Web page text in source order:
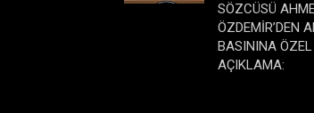
SÖZCÜSÜ
ÖZDEMİR’DEN
BASININA ÖZEL
AÇIKLAMA: